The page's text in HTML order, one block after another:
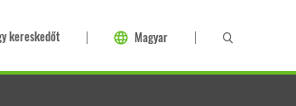
kereskedőt Magyar